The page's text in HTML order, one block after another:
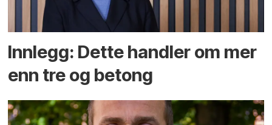
Innlegg: Dette handler om mer
enn tre og betong